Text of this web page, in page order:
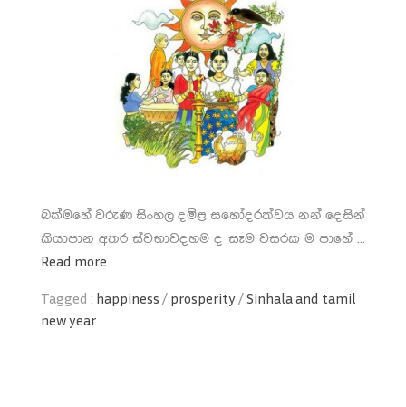
බක්මහේ වරුණ සිංහල දමිළ සහෝදරත්වය නන් දෙසින්
කියාපාන අතර ස්වභාවදහම ද සෑම වසරක ම පාහේ ...
Read more
Tagged : happiness / prosperity/Sinhala and tamil
new year